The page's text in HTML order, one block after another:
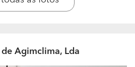
de Agimclima, Lda